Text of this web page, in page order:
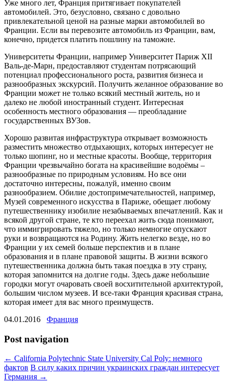
Уже много лет, Франция притягивает покупателей
автомобилей. Это, безусловно, связано с довольно
привлекательной ценой на разные марки автомобилей во
Франции. Если вы перевозите автомобиль из Франции, вам,
конечно, придется платить пошлину на таможне.
Университеты Франции, например Университет Париж XII
Валь-де-Марн, предоставляют студентам потрясающий
потенциал профессионального роста, развития бизнеса и
разнообразных экскурсий. Получить желанное образование во
Франции может не только всякий местный житель, но и
далеко не любой иностранный студент. Интересная
особенность местного образования — преобладание
государственных ВУЗов.
Хорошо развитая инфраструктура открывает возможность
разместить множество отдыхающих, которых интересует не
только шопинг, но и местные красоты. Вообще, территория
Франции чрезвычайно богата на красивейшие водоёмы –
разнообразные по природным условиям. Но все они
достаточно интересны, пожалуй, именно своим
разнообразием. Обилие достопримечательностей, например,
Музей современного искусства в Париже, обещает любому
путешественнику изобилие незабываемых впечатлений. Как и
всякой другой стране, те кто переехал жить сюда понимают,
что иммигрировать тяжело, но только немногие опускают
руки и возвращаются на Родину. Жить нелегко везде, но во
Франции у их семей больше перспектив и в плане
образования и в плане правовой защиты. В жизни всякого
путешественника должна быть такая поездка в эту страну,
которая запомнится на долгие годы. Здесь даже небольшие
городки могут очаровать своей восхитительной архитектурой,
большим числом музеев. И все-таки Франция красивая страна,
которая имеет для вас много преимуществ.
04.01.2016 Франция
Post navigation
← California Polytechnic State University Cal Poly: немного
фактов В силу каких причин украинских граждан интересует
Германия →